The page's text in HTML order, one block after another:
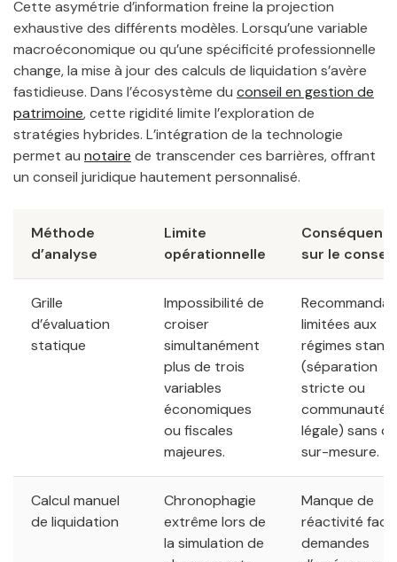
Cette asymétrie d’information freine la projection
exhaustive des différents modèles. Lorsqu’une variable
macroéconomique ou qu’une spécificité professionnelle
change, la mise à jour des calculs de liquidation s’avère
fastidieuse. Dans l’écosystème du conseil en gestion de
patrimoine, cette rigidité limite l’exploration de
stratégies hybrides. L’intégration de la technologie
permet au notaire de transcender ces barrières, offrant
un conseil juridique hautement personnalisé.
Méthode
d’analyse
Limite
opérationnelle
sur le conseil
Grille
d’évaluation
statique
Impossibilité de
croiser
simultanément
plus de trois
variables
économiques
ou fiscales
majeures.
limitées aux
régimes
(séparation
stricte ou
communauté
légale) sans
sur-mesure.
Calcul manuel
de liquidation
Chronophagie
extrême lors de
la simulation de
Manque de
réactivité
demandes